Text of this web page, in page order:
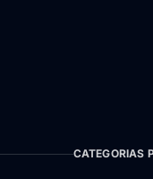
CATEGORIAS